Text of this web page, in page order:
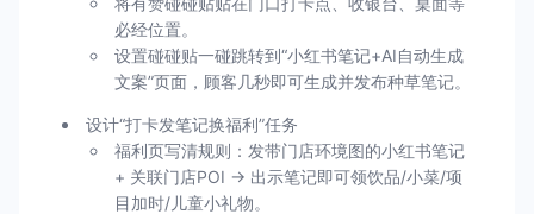
必经位置。
设置碰碰贴一碰跳转到“小红书笔记+AI自动生成
文案”页面，顾客几秒即可生成并发布种草笔记。
设计“打卡发笔记换福利”任务
福利页写清规则：发带门店环境图的小红书笔记
+ 关联门店POI → 出示笔记即可领饮品/小菜/项
目加时/儿童小礼物。